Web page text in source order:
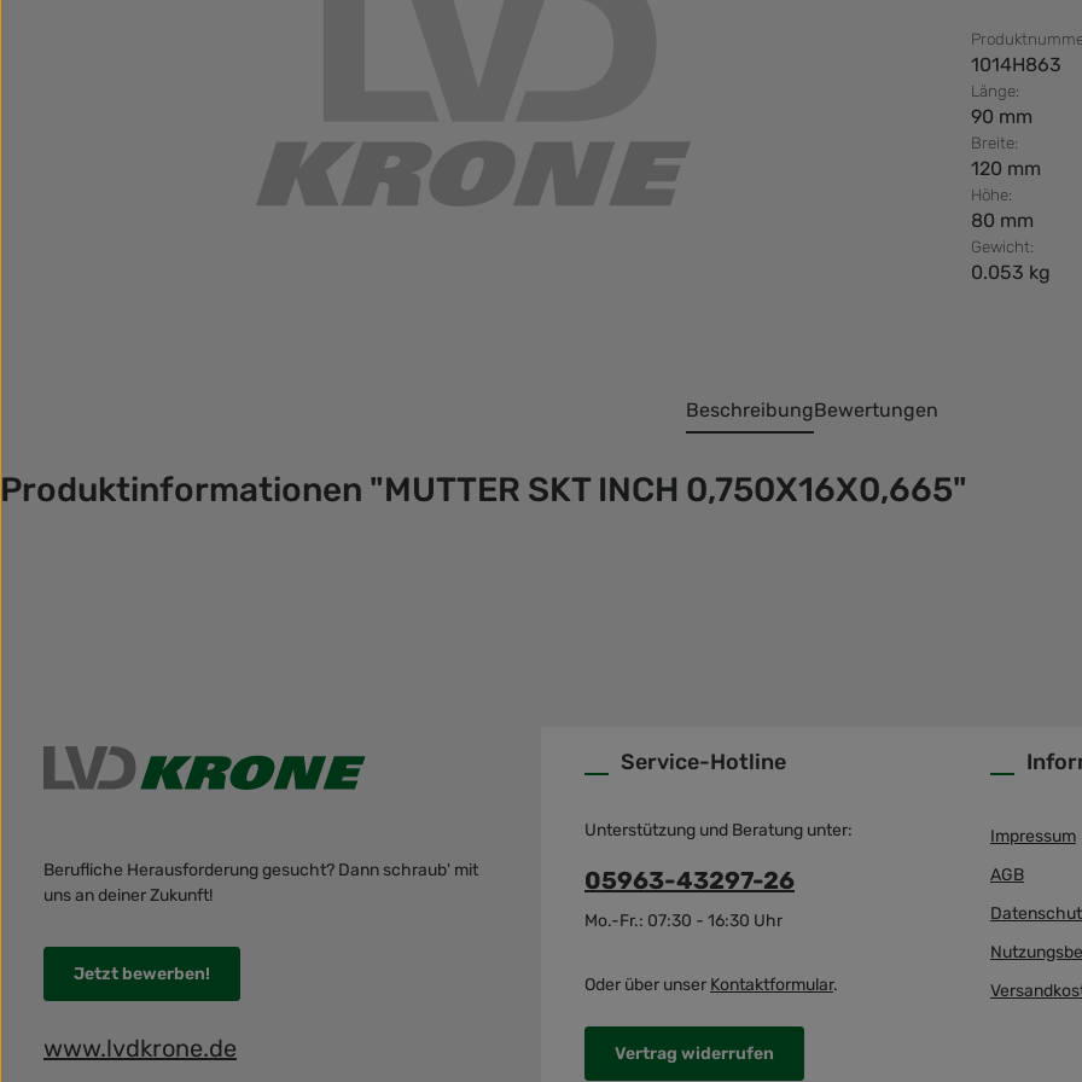
1014H863
Länge:
90 mm
Breite:
120 mm
Höhe:
80 mm
Gewicht:
0.053 kg
BeschreibungBewertungen
Produktinformationen "MUTTER SKT INCH 0,750X16X0,665"
Berufliche Herausforderung gesucht? Dann schraub' mit
uns an deiner Zukunft!
Jetzt bewerben!
www.lvdkrone.de
Service-Hotline
Unterstützung und Beratung unter:
05963-43297-26
Mo.-Fr.: 07:30 - 16:30 Uhr
Oder über unser Kontaktformular.
Vertrag widerrufen
Impressum
AGB